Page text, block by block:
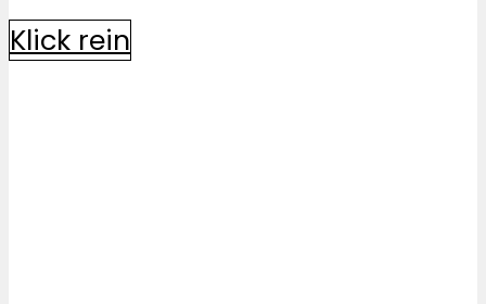
Klick rein